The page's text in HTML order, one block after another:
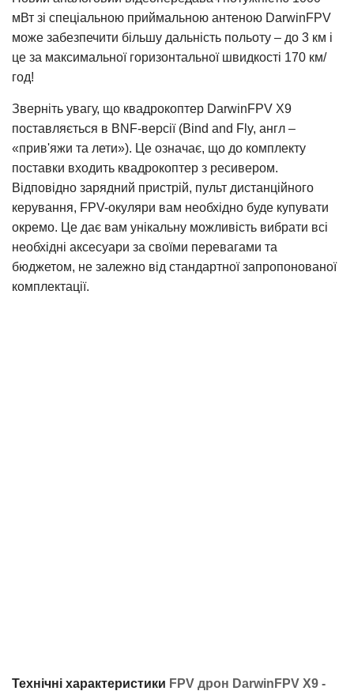
мВт зі спеціальною приймальною антеною DarwinFPV
може забезпечити більшу дальність польоту – до 3 км і
це за максимальної горизонтальної швидкості 170 км/
год!
Зверніть увагу, що квадрокоптер DarwinFPV X9
поставляється в BNF-версії (Bind and Fly, англ –
«прив'яжи та лети»). Це означає, що до комплекту
поставки входить квадрокоптер з ресивером.
Відповідно зарядний пристрій, пульт дистанційного
керування, FPV-окуляри вам необхідно буде купувати
окремо. Це дає вам унікальну можливість вибрати всі
необхідні аксесуари за своїми перевагами та
бюджетом, не залежно від стандартної запропонованої
комплектації.
Технічні характеристики FPV дрон DarwinFPV X9 -